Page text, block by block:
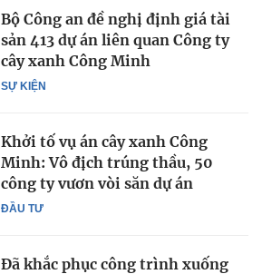
SỰ KIỆN
Bộ Công an đề nghị định giá tài
sản 413 dự án liên quan Công ty
cây xanh Công Minh
ĐẦU TƯ
Khởi tố vụ án cây xanh Công
Minh: Vô địch trúng thầu, 50
công ty vươn vòi săn dự án
Đã khắc phục công trình xuống